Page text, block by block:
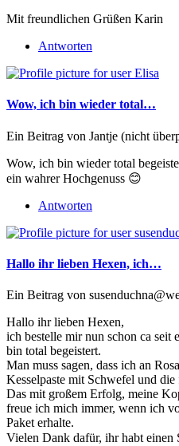
Mit freundlichen Grüßen Karin
Antworten
Wow, ich bin wieder total…
Ein Beitrag von Jantje (nicht
Wow, ich bin wieder total
ein wahrer Hochgenuss 😊
Antworten
Hallo ihr lieben Hexen, ich…
Ein Beitrag von
Hallo ihr lieben Hexen,
ich bestelle mir nun schon ca seit
bin total begeistert.
Man muss sagen, dass ich an
Kesselpaste mit Schwefel und
Das mit großem Erfolg, meine
freue ich mich immer, wenn ich
Paket erhalte.
Vielen Dank dafür, ihr habt einen